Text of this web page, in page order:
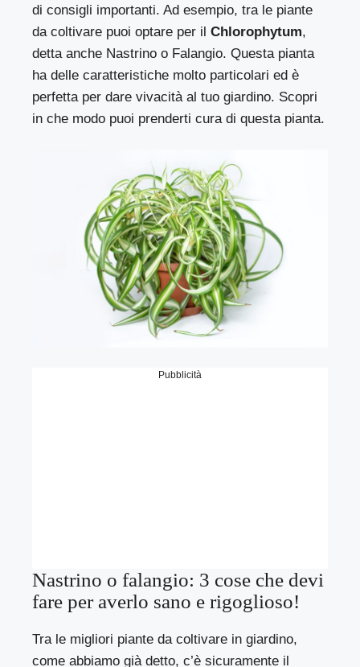
di consigli importanti. Ad esempio, tra le piante
da coltivare puoi optare per ilChlorophytum,
detta anche Nastrino o Falangio. Questa pianta
ha delle caratteristiche molto particolari ed è
perfetta per dare vivacità al tuo giardino. Scopri
in che modo puoi prenderti cura di questa pianta.
Pubblicità
Nastrino o falangio: 3 cose che devi
fare per averlo sano e rigoglioso!
Tra le migliori piante da coltivare in giardino,
come abbiamo già detto, c’è sicuramente il